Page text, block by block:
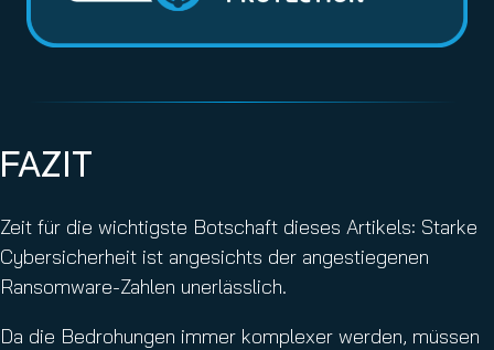
FAZIT
Zeit für die wichtigste Botschaft dieses Artikels: Starke
Cybersicherheit ist angesichts der angestiegenen
Ransomware-Zahlen unerlässlich.
Da die Bedrohungen immer komplexer werden, müssen